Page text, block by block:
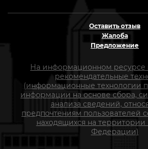
Оставить отзыв
Жалоба
Предложение
На информационном ресурсе
рекомендательные
(информационные технологии
информации на основе сбора,
анализа сведений,
предпочтениям пользователей
находящихся на территории
Федерации)